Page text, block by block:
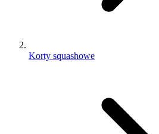
Korty squashowe